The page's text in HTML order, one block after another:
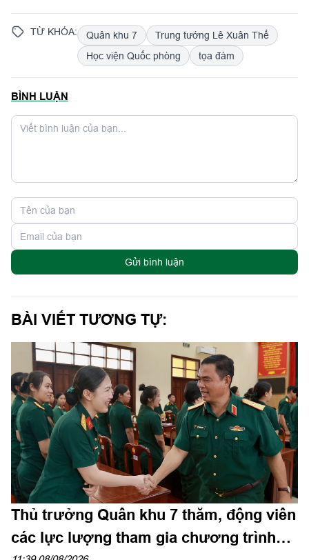
TỪ KHÓA: Quân khu 7
Trung tướng Lê Xuân Thế
Học viện Quốc phòng
tọa đàm
BÌNH LUẬN
Gửi bình luận
BÀI VIẾT TƯƠNG TỰ:
Thủ trưởng Quân khu 7 thăm, động viên
các lực lượng tham gia chương trình